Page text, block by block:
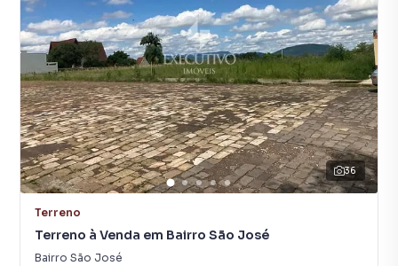
36
Terreno
Terreno à Venda em Bairro São José
Bairro São José